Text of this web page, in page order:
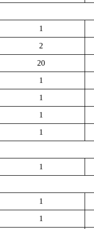
1
2
20
1
1
1
1
1
1
1